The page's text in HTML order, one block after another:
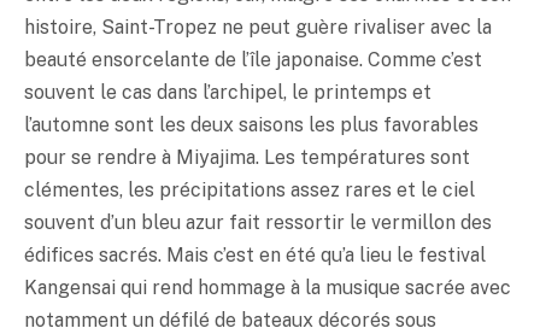
histoire, Saint-Tropez ne peut guère rivaliser avec la
beauté ensorcelante de l’île japonaise. Comme c’est
souvent le cas dans l’archipel, le printemps et
l’automne sont les deux saisons les plus favorables
pour se rendre à Miyajima. Les températures sont
clémentes, les précipitations assez rares et le ciel
souvent d’un bleu azur fait ressortir le vermillon des
édifices sacrés. Mais c’est en été qu’a lieu le festival
Kangensai qui rend hommage à la musique sacrée avec
notamment un défilé de bateaux décorés sous